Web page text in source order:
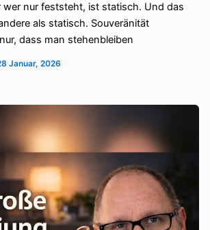
wer nur feststeht, ist statisch. Und das
als statisch. Souveränität
dass man stehenbleiben
Januar, 2026